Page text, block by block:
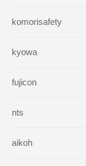
komorisafety
kyowa
fujicon
nts
aikoh